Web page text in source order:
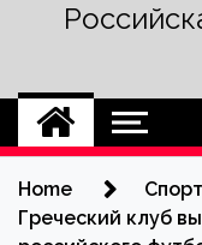
Home
Спорт
Греческий клуб